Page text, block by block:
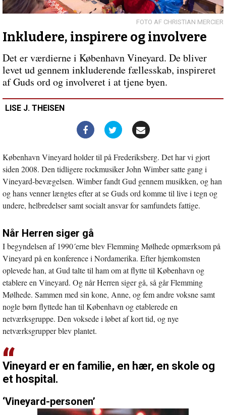
indlæg:
plejer…
CHRISTIAN MERCIER
Inkludere, inspirere og involvere
Det er værdierne i København Vineyard. De bliver
levet ud gennem inkluderende fællesskab, inspireret
af Guds ord og involveret i at tjene byen.
LISE J. THEISEN
København Vineyard holder til på Frederiksberg. Det har vi gjort
siden 2008. Den tidligere rockmusiker John Wimber satte gang i
Vineyard-bevægelsen. Wimber fandt Gud gennem musikken, og han
og hans venner længtes efter at se Guds ord komme til live i tegn og
undere, helbredelser samt socialt ansvar for samfundets fattige.
Når Herren siger gå
I begyndelsen af 1990´erne blev Flemming Mølhede opmærksom på
Vineyard på en konference i Nordamerika. Efter hjemkomsten
oplevede han, at Gud talte til ham om at flytte til København og
etablere en Vineyard. Og når Herren siger gå, så går Flemming
Mølhede. Sammen med sin kone, Anne, og fem andre voksne samt
nogle børn flyttede han til København og etablerede en
netværksgruppe. Den voksede i løbet af kort tid, og nye
netværksgrupper blev plantet.
Vineyard er en familie, en hær, en skole og
et hospital.
‘Vineyard-personen’